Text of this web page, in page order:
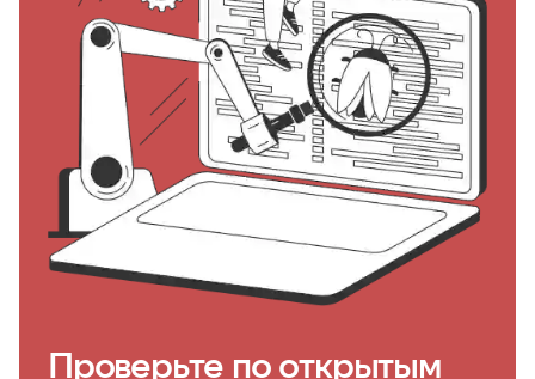
Проверьте по открытым